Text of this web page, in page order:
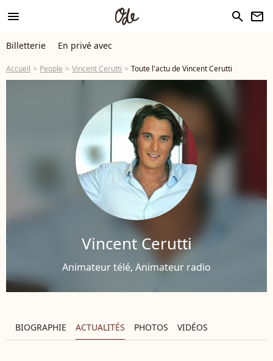
menu search newsletter
Billetterie En privé avec
Accueil People Vincent Cerutti Toute l'actu de Vincent Cerutti
Vincent Cerutti
Animateur télé, Animateur radio
BIOGRAPHIE ACTUALITÉS PHOTOS VIDÉOS